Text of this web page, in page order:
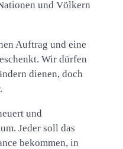
und Völkern
Auftrag und eine
Wir dürfen
dienen, doch
und
Jeder soll das
bekommen, in